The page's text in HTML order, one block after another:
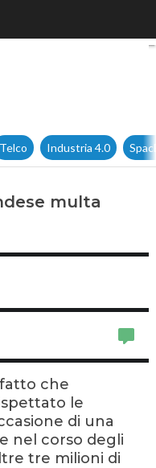
garante irlandese
Telco Industria 4.0
multa
che
le
di una
nel corso degli
tre milioni di